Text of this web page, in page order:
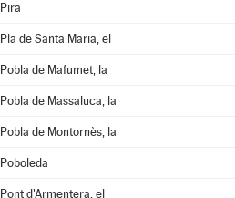
Pira
Pla de Santa Maria, el
Pobla de Mafumet, la
Pobla de Massaluca, la
Pobla de Montornès, la
Poboleda
Pont d'Armentera, el